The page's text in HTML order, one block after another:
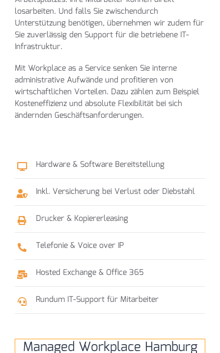
losarbeiten. Und falls Sie zwischendurch
Unterstützung benötigen, übernehmen wir zudem für
Sie zuverlässig den Support für die betriebene IT-
Infrastruktur.
Mit Workplace as a Service senken Sie interne
administrative Aufwände und profitieren von
wirtschaftlichen Vorteilen. Dazu zählen zum Beispiel
Kosteneffizienz und absolute Flexibilität bei sich
ändernden Geschäftsanforderungen.
Hardware & Software Bereitstellung
Inkl. Versicherung bei Verlust oder Diebstahl
Drucker & Kopiererleasing
Telefonie & Voice over IP
Hosted Exchange & Office 365
Rundum IT-Support für Mitarbeiter
Managed Workplace Hamburg